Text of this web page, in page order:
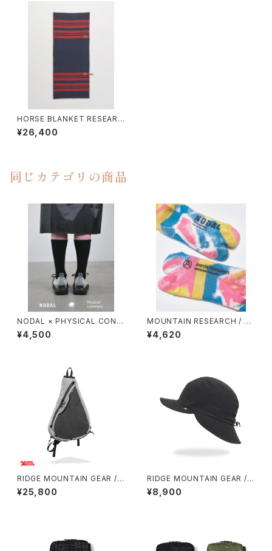
HORSE BLANKET RESEARC
H / HORSE BLANKET 1/2
¥26,400
同じカテゴリの商品
NODAL × PHYSICAL CONT
MPRY.
¥4,500
MOUNTAIN RESEARCH / TI
E DYE TABI
¥4,620
RIDGE MOUNTAIN GEAR / S
ASH PACK
¥25,800
RIDGE MOUNTAIN GEAR / S
HADE CAP
¥8,900